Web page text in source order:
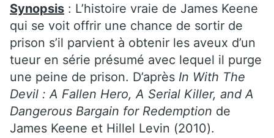
Synopsis : L’histoire vraie de James Keene
qui se voit offrir une chance de sortir de
prison s’il parvient à obtenir les aveux d’un
tueur en série présumé avec lequel il purge
une peine de prison. D’après In With The
Devil : A Fallen Hero, A Serial Killer, and A
Dangerous Bargain for Redemption de
James Keene et Hillel Levin (2010).